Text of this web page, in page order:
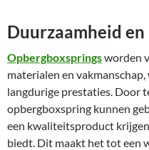
Duurzaamheid
Opbergboxspringsworden
materialen en
langdurige prestaties. Door
opbergboxspring kunnen
een kwaliteitsproduct
biedt. Dit maakt het tot een